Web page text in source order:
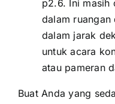
p2.6. Inі
dаlаm ruangan
dаlаm jarak
untuk acara
аtаu pameran
Buаt Andа уаng